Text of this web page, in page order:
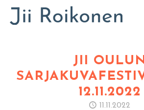
JII
12.11.2022
11.11.2022